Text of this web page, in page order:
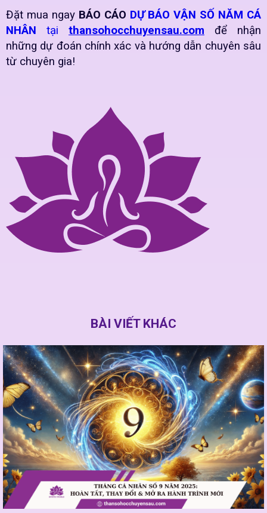
Đặt mua ngay BÁO CÁO DỰ BÁO VẬN SỐ NĂM CÁ
NHÂN tại thansohocchuyensau.com để nhận
những dự đoán chính xác và hướng dẫn chuyên sâu
từ chuyên gia!
BÀI VIẾT KHÁC